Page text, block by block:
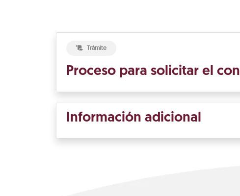
Trámite
Proceso para solicitar el
Información adicional